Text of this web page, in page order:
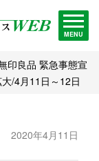
MENU
印良品 緊急事態宣
/4月11日～12日
2020年4月11日